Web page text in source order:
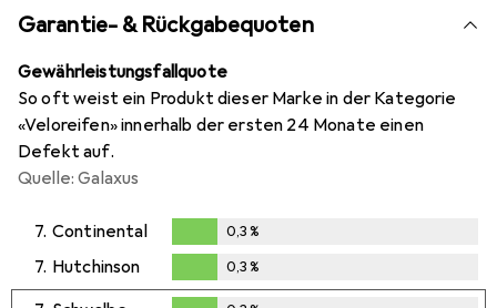
Garantie- & Rückgabequoten
Gewährleistungsfallquote
So oft weist ein Produkt dieser Marke in der Kategorie
«Veloreifen» innerhalb der ersten 24 Monate einen
Defekt auf.
Quelle: Galaxus
7. Continental
0,3%
0,3%
7. Hutchinson
0,3%
0,3%